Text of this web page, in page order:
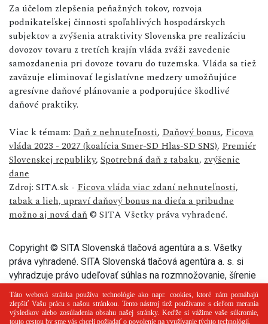
Za účelom zlepšenia peňažných tokov, rozvoja
podnikateľskej činnosti spoľahlivých hospodárskych
subjektov a zvýšenia atraktivity Slovenska pre realizáciu
dovozov tovaru z tretích krajín vláda zváži zavedenie
samozdanenia pri dovoze tovaru do tuzemska. Vláda sa tiež
zaväzuje eliminovať legislatívne medzery umožňujúce
agresívne daňové plánovanie a podporujúce škodlivé
daňové praktiky.
Viac k témam: Daň z nehnuteľnosti, Daňový bonus, Ficova
vláda 2023 - 2027 (koalícia Smer-SD Hlas-SD SNS), Premiér
Slovenskej republiky, Spotrebná daň z tabaku, zvýšenie
dane
Zdroj: SITA.sk - Ficova vláda viac zdaní nehnuteľnosti,
tabak a lieh, upraví daňový bonus na dieťa a pribudne
možno aj nová daň© SITA Všetky práva vyhradené.
Copyright © SITA Slovenská tlačová agentúra a.s. Všetky
práva vyhradené. SITA Slovenská tlačová agentúra a. s. si
vyhradzuje právo udeľovať súhlas na rozmnožovanie, šírenie